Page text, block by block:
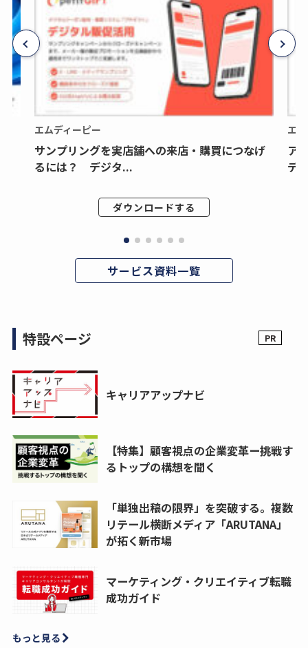
エムディーピー
サンプリングを実店舗への来店・購買につなげ
るには？ デジタ...
ダウンロードする
エ
ア
デ
サービス資料一覧
特設ページ
キャリアアップナビ
【特集】顧客視点の企業変革ー挑戦す
るトップの構想を聞く
「単独出稿の限界」を突破する。複数
リテール横断メディア「ARUTANA」
が拓く新市場
マーケティング・クリエイティブ転職
成功ガイド
もっと見る